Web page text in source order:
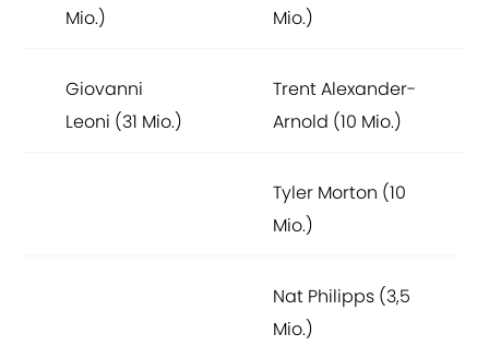
Mio.)
Mio.)
Giovanni
Leoni (31 Mio.)
Trent Alexander-
Arnold (10 Mio.)
Tyler Morton (10
Mio.)
Nat Philipps (3,5
Mio.)